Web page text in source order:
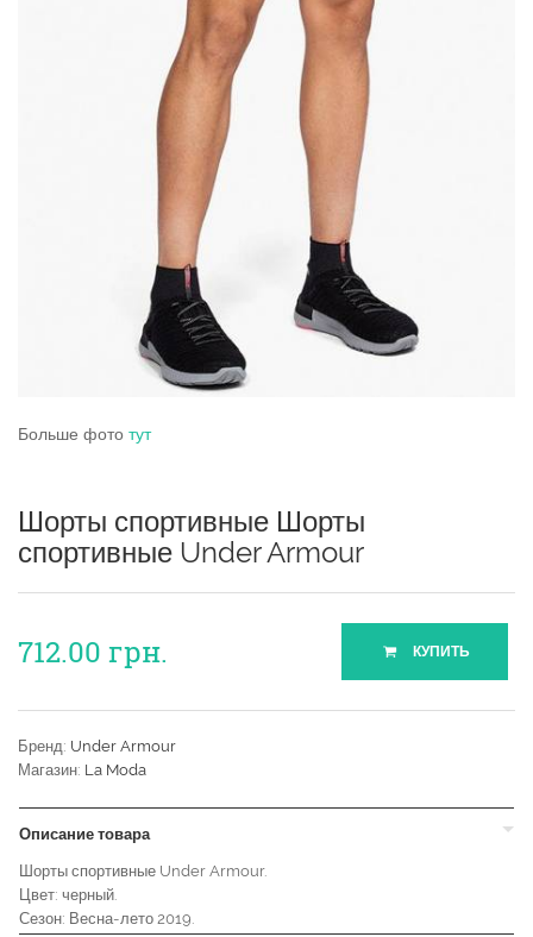
Больше фото тут
Шорты спортивные Шорты
спортивные Under Armour
712.00 грн. КУПИТЬ
Бренд: Under Armour
Магазин: La Moda
Описание товара
Шорты спортивные Under Armour.
Цвет: черный.
Сезон: Весна-лето 2019.